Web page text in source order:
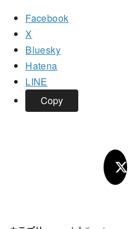
Facebook
X
Bluesky
Hatena
LINE
Copy